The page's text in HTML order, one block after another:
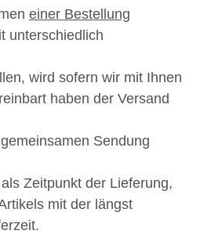
einer Bestellung
unterschiedlich
wird sofern wir mit Ihnen
haben der Versand
Sendung
Zeitpunkt der Lieferung,
mit der längst